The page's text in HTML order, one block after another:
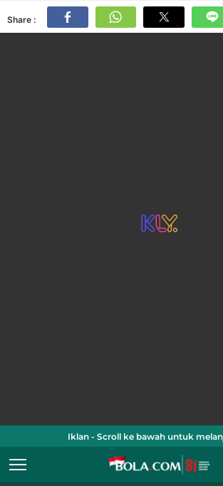
Share :
Iklan - Scroll ke bawah untuk